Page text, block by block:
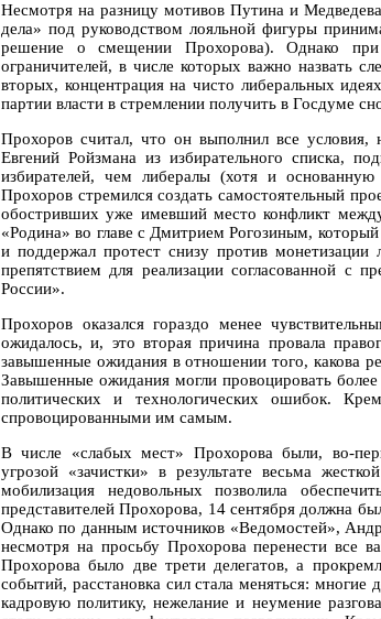
Несмотря на разницу мотивов Путина и
дела» под руководством лояльной фигуры
решение о смещении Прохорова). Однако при
ограничителей, в числе которых важно назвать
вторых, концентрация на чисто либеральных
партии власти в стремлении получить в Госдуме
Прохоров считал, что он выполнил все условия,
Евгений Ройзмана из избирательного списка,
избирателей, чем либералы (хотя и
Прохоров стремился создать самостоятельный
обостривших уже имевший место конфликт
«Родина» во главе с Дмитрием Рогозиным,
и поддержал протест снизу против монетизации
препятствием для реализации согласованной с
России».
Прохоров оказался гораздо менее
ожидалось, и, это вторая причина провала
завышенные ожидания в отношении того, какова
Завышенные ожидания могли провоцировать
политических и технологических ошибок.
спровоцированными им самым.
В числе «слабых мест» Прохорова были, во-
угрозой «зачистки» в результате весьма
мобилизация недовольных позволила
представителей Прохорова, 14 сентября должна
Однако по данным источников «Ведомостей»,
несмотря на просьбу Прохорова перенести все
Прохорова было две трети делегатов, а
событий, расстановка сил стала меняться:
кадровую политику, нежелание и неумение